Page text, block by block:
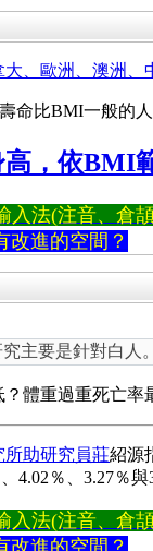
、歐洲、澳洲、
命比BMI一般的
，依BMI
入法(注音、倉
改進的空間？
主要是針對白人
體重過重死亡率
所助研究員莊紹源
4.02％、3.27％
入法(注音、倉
改進的空間？